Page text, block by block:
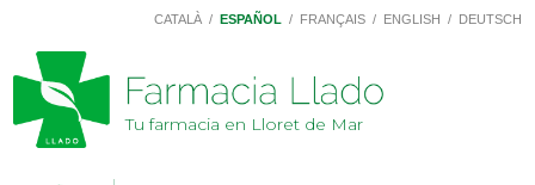
CATALÀ/ ESPAÑOL / FRANÇAIS/ ENGLISH / DEUTSCH
Tu farmacia en Lloret de Mar